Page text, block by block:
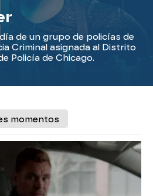
de un grupo de policías de
Criminal asignada al Distrito
Policía de Chicago.
momentos